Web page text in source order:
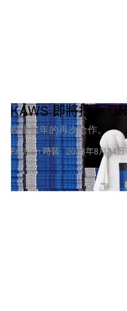
Fashion 時裝
KAWS 即將攜手
睽違數年的再次合作。
2023年8月24日